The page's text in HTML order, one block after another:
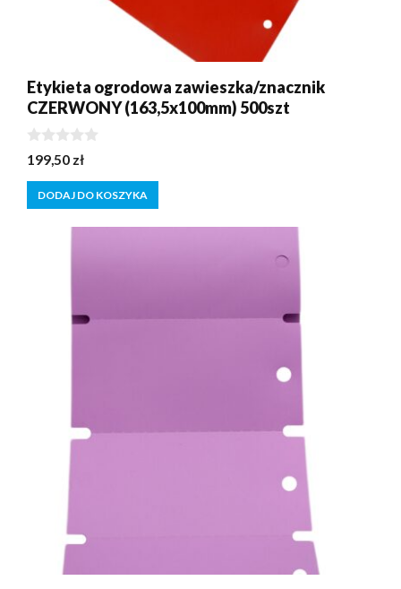
Etykieta ogrodowa zawieszka/znacznik
CZERWONY (163,5x100mm) 500szt
0
z
5
199,50 zł
DODAJ DO KOSZYKA